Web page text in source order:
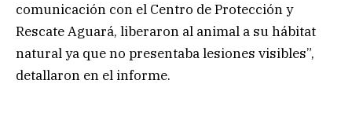
comunicación con el Centro de Protección y
Rescate Aguará, liberaron al animal a su hábitat
natural ya que no presentaba lesiones visibles”,
detallaron en el informe.